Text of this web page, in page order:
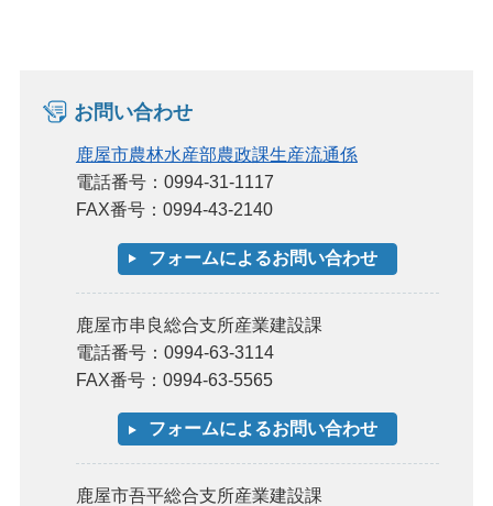
お問い合わせ
鹿屋市農林水産部農政課生産流通係
電話番号：0994-31-1117
FAX番号：0994-43-2140
鹿屋市串良総合支所産業建設課
電話番号：0994-63-3114
FAX番号：0994-63-5565
鹿屋市吾平総合支所産業建設課